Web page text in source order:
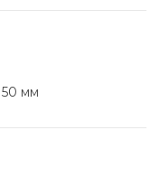
мм